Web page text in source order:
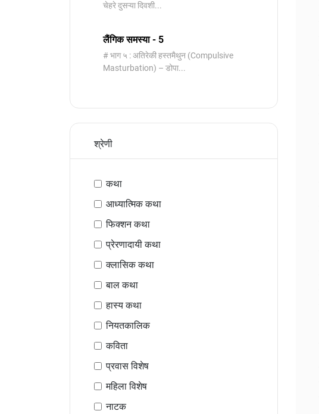
चेहरे दुसऱ्या दिवशी...
लैंगिक समस्या - 5
# भाग ५ : अतिरेकी हस्तमैथुन (Compulsive
Masturbation) – डोपा...
श्रेणी
कथा
आध्यात्मिक कथा
फिक्शन कथा
प्रेरणादायी कथा
क्लासिक कथा
बाल कथा
हास्य कथा
नियतकालिक
कविता
प्रवास विशेष
महिला विशेष
नाटक